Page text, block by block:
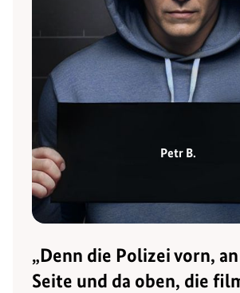
Petr B.
„Denn die Polizei vorn,
Seite und da oben, die